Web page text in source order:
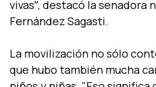
vivasˮ, destacó la senadora
Fernández Sagasti.
La movilización no sólo
que hubo también mucha